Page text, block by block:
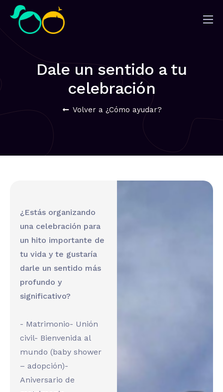
Nosotros
Impacto
NoticiasDale un sentido a tu
celebración
Volver a ¿Cómo ayudar?
¿Estás organizando
una celebración para
un hito importante de
tu vida y te gustaría
darle un sentido más
profundo y
significativo?
- Matrimonio- Unión
civil- Bienvenida al
mundo (baby shower
– adopción)-
Aniversario de